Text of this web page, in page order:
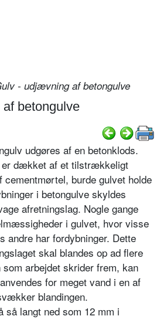
- udjævning af betongulve
betongulve
udgøres af en betonklods.
er dækket af et tilstrækkeligt
burde gulvet holde
i betongulve skyldes
afretningslag. Nogle gange
i gulvet, hvor visse
andre har fordybninger. Dette
skal blandes op ad flere
som arbejdet skrider frem, kan
for meget vand i en af
blandingen.
så langt ned som 12 mm i